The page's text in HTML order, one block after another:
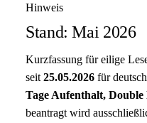
Hinweis
Stand: Mai 2026
Kurzfassung für eilige
seit 25.05.2026 für
Tage Aufenthalt,
beantragt wird